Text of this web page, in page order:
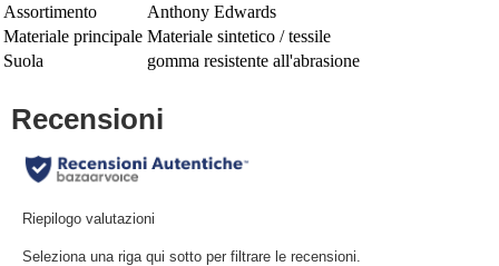
Assortimento
Anthony Edwards
Materiale principale Materiale sintetico / tessile
Suola
gomma resistente all'abrasione